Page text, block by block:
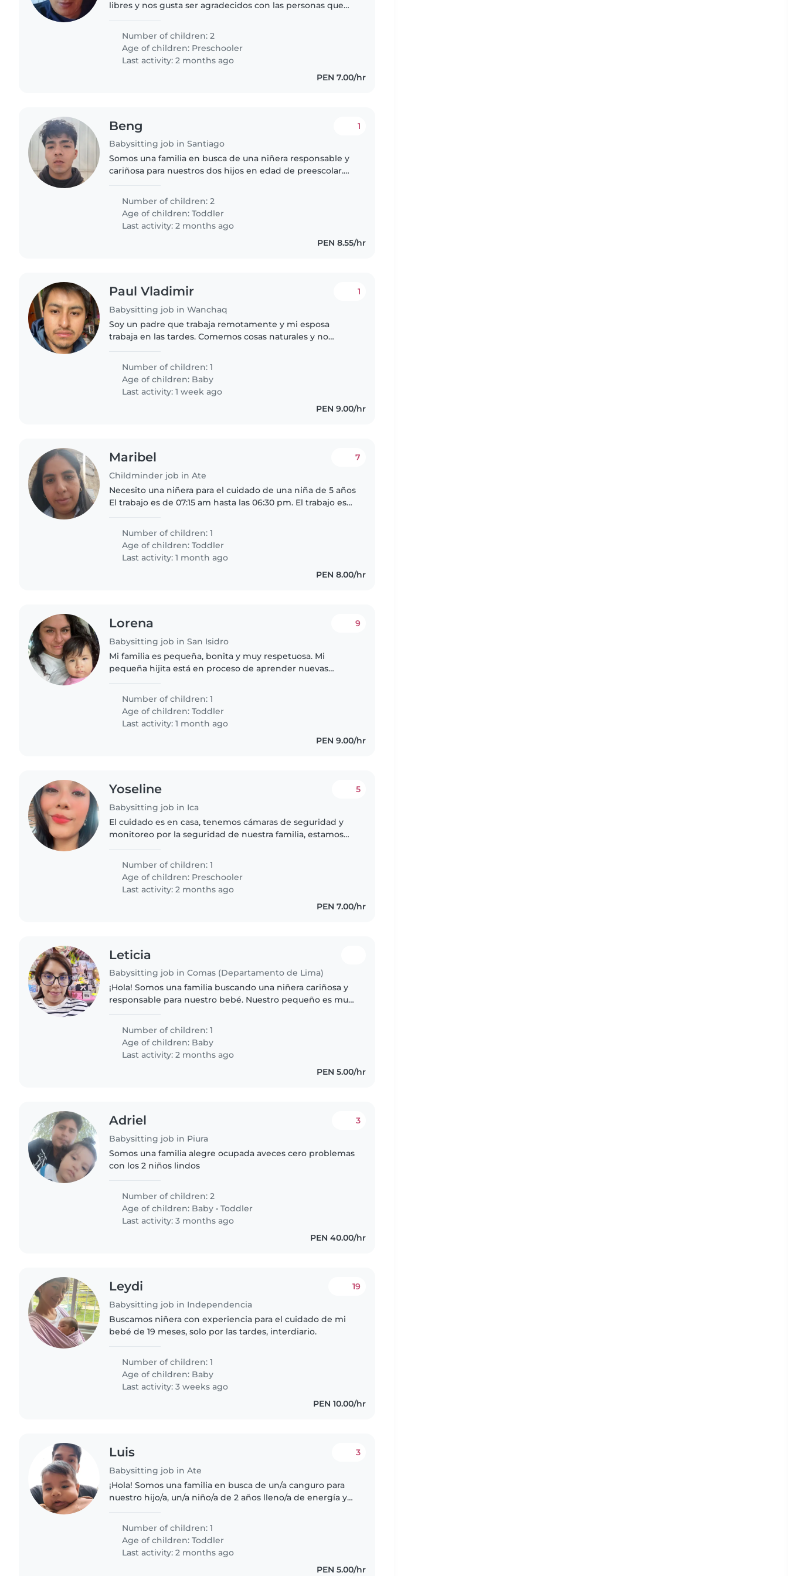
libres y nos gusta ser agradecidos con las personas que
Number of children: 2
Age of children: Preschooler
Last activity: 2 months ago
PEN 7.00/hr
Beng
Babysitting job in Santiago
1
Somos una familia en busca de una niñera responsable y
cariñosa para nuestros dos hijos en edad de preescolar.
habladores. Buscamos..
Number of children: 2
Age of children:Toddler
Last activity: 2 months ago
PEN 8.55/hr
Paul Vladimir
Babysitting job in Wanchaq
1
Soy un padre que trabaja remotamente y mi esposa
trabaja en las tardes. Comemos cosas naturales y no
un poco. Queremos alguien..
Number of children: 1
Age of children: Baby
Last activity: 1 week ago
PEN 9.00/hr
Maribel
Childminder job in Ate
7
Necesito una niñera para el cuidado de una niña de 5 años
El trabajo es de 07:15 am hasta las 06:30 pm. El trabajo es
espaldas..
Number of children: 1
Age of children:Toddler
Last activity: 1 month ago
PEN 8.00/hr
Lorena
Babysitting job in San Isidro
9
Mi familia es pequeña, bonita y muy respetuosa. Mi
pequeña hijita está en proceso de aprender nuevas
Number of children: 1
Age of children:Toddler
Last activity: 1 month ago
PEN 9.00/hr
Yoseline
Babysitting job in Ica
5
El cuidado es en casa, tenemos cámaras de seguridad y
monitoreo por la seguridad de nuestra familia, estamos
Number of children: 1
Age of children: Preschooler
Last activity: 2 months ago
PEN 7.00/hr
Leticia
Babysitting job in Comas (Departamento de Lima)
¡Hola! Somos una familia buscando una niñera cariñosa y
responsable para nuestro bebé. Nuestro pequeño es muy
alguien cómodo/a..
Number of children: 1
Age of children: Baby
Last activity: 2 months ago
PEN 5.00/hr
Adriel
Babysitting job in Piura
3
Somos una familia alegre ocupada aveces cero problemas
con los 2 niños lindos
Number of children: 2
Age of children: Baby •Toddler
Last activity: 3 months ago
PEN 40.00/hr
Leydi
Babysitting job in Independencia
19
Buscamos niñera con experiencia para el cuidado de mi
bebé de 19 meses, solo por las tardes, interdiario.
Number of children: 1
Age of children: Baby
Last activity: 3 weeks ago
PEN 10.00/hr
Luis
Babysitting job in Ate
3
¡Hola! Somos una familia en busca de un/a canguro para
nuestro hijo/a, un/a niño/a de 2 años lleno/a de energía y
nuestra casa...
Number of children: 1
Age of children:Toddler
Last activity: 2 months ago
PEN 5.00/hr